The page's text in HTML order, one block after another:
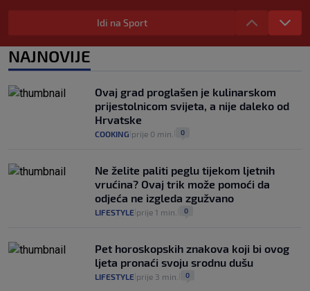
Provjerili smo "što ćemo onda" ako
Plenković na 15 dana ukine mjere: "Ne bi
se dogodilo ništa. Vlada se zaljubila u te
intervencije"
Analitičar o Mostu: Oni su u yin-yang
poziciji i imaju drugog najpoznatijeg
bravara u povijesti Hrvatske
Idi na Sport
NAJNOVIJE
Ovaj grad proglašen je kulinarskom
prijestolnicom svijeta, a nije daleko od
Hrvatske
COOKING prije 0 min. 0
Ne želite paliti peglu tijekom ljetnih
vrućina? Ovaj trik može pomoći da
odjeća ne izgleda zgužvano
LIFESTYLE prije 1 min. 0
Pet horoskopskih znakova koji bi ovog
ljeta pronaći svoju srodnu dušu
LIFESTYLE prije 3 min. 0